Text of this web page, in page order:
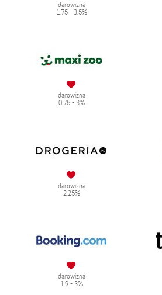
darowizna
1.75 - 3.5%
darowizna
0.75 - 3%
darowizna
2.25%
darowizna
1.9 - 3%